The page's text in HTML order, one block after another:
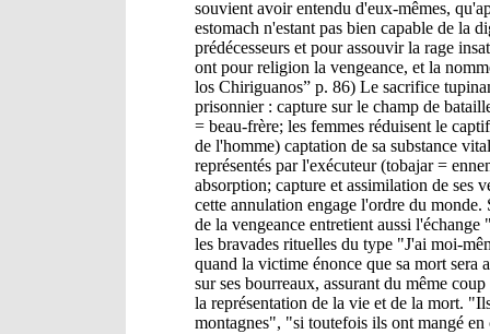
souvient avoir entendu d'eux-mêmes,
estomach n'estant pas bien capable de la
prédécesseurs et pour assouvir la rage
ont pour religion la vengeance, et la
los Chiriguanos” p. 86) Le sacrifice
prisonnier : capture sur le champ de
= beau-frère; les femmes réduisent le
de l'homme) captation de sa substance
représentés par l'exécuteur (tobajar =
absorption; capture et assimilation de ses
cette annulation engage l'ordre du
de la vengeance entretient aussi l'échange
les bravades rituelles du type "J'ai moi-
quand la victime énonce que sa mort sera
sur ses bourreaux, assurant du même
la représentation de la vie et de la mort.
montagnes", "si toutefois ils ont mangé